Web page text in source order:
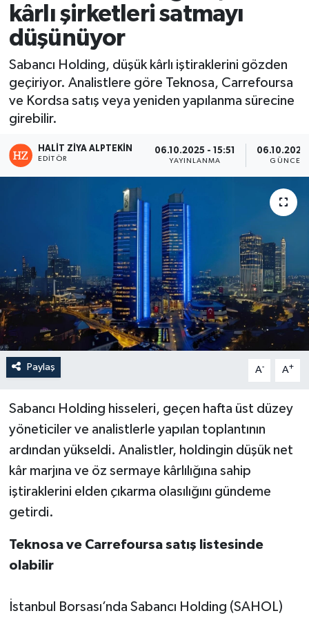
kârlı şirketleri satmayı
düşünüyor
Sabancı Holding, düşük kârlı iştiraklerini gözden
geçiriyor. Analistlere göre Teknosa, Carrefoursa
ve Kordsa satış veya yeniden yapılanma sürecine
girebilir.
HALIT ZIYA ALPTEKIN
EDITÖR
06.10.2025 - 15:51
YAYINLANMA
06.10.2025
Paylaş A- A+
Sabancı Holding hisseleri, geçen hafta üst düzey
yöneticiler ve analistlerle yapılan toplantının
ardından yükseldi. Analistler, holdingin düşük net
kâr marjına ve öz sermaye kârlılığına sahip
iştiraklerini elden çıkarma olasılığını gündeme
getirdi.
Teknosa ve Carrefoursa satış listesinde
olabilir
İstanbul Borsası’nda Sabancı Holding (SAHOL)